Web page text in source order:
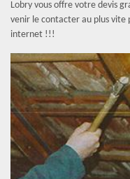
Lobry vous offre votre devis
venir le contacter au plus vite
internet !!!